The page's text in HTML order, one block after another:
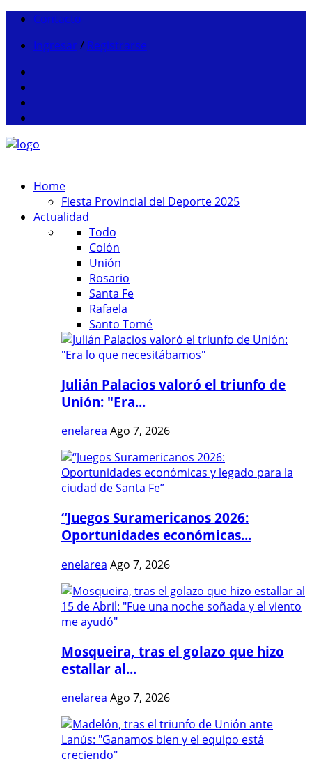
Contacto
Ingresar / Registrarse
Home
Fiesta Provincial del Deporte 2025
Actualidad
Todo
Colón
Unión
Rosario
Santa Fe
Rafaela
Santo Tomé
Julián Palacios valoró el triunfo de
Unión: "Era...
enelarea Ago 7, 2026
“Juegos Suramericanos 2026:
Oportunidades económicas...
enelarea Ago 7, 2026
Mosqueira, tras el golazo que hizo
estallar al...
enelarea Ago 7, 2026